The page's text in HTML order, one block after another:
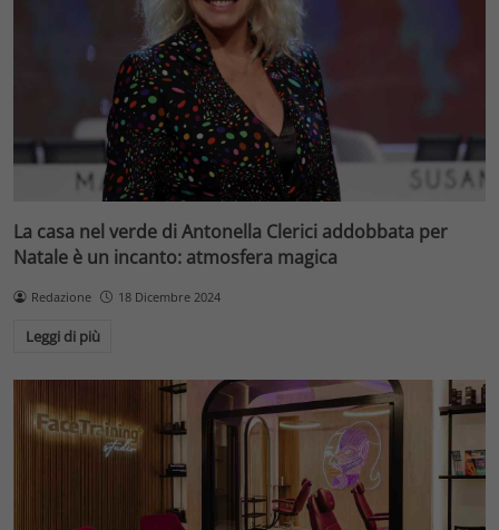
La casa nel verde di Antonella Clerici addobbata per
Natale è un incanto: atmosfera magica
Redazione 18 Dicembre 2024
Leggi di più